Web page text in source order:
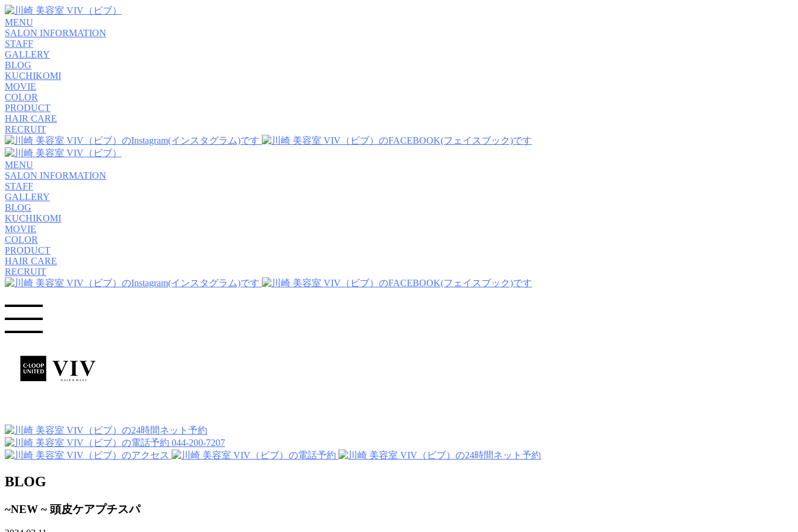
MENU
SALON INFORMATION
STAFF
GALLERY
BLOG
KUCHIKOMI
MOVIE
COLOR
PRODUCT
HAIR CARE
RECRUIT
MENU
SALON INFORMATION
STAFF
GALLERY
BLOG
KUCHIKOMI
MOVIE
COLOR
PRODUCT
HAIR CARE
RECRUIT
044-200-7207
BLOG
~NEW ~ 頭皮ケアプチスパ